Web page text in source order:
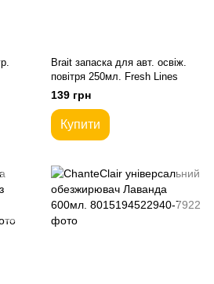
Brait запаска для авт. освіж.
повітря 250мл. Fresh Lines
139 грн
Купити